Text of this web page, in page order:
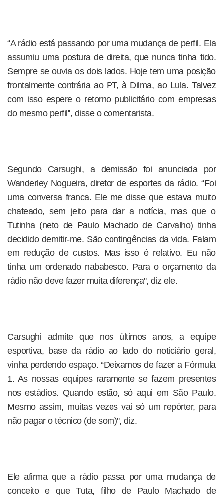
“A rádio está passando por uma mudança de perfil. Ela
assumiu uma postura de direita, que nunca tinha tido.
Sempre se ouvia os dois lados. Hoje tem uma posição
frontalmente contrária ao PT, à Dilma, ao Lula. Talvez
com isso espere o retorno publicitário com empresas
do mesmo perfil'', disse o comentarista.
Segundo Carsughi, a demissão foi anunciada por
Wanderley Nogueira, diretor de esportes da rádio. “Foi
uma conversa franca. Ele me disse que estava muito
chateado, sem jeito para dar a notícia, mas que o
Tutinha (neto de Paulo Machado de Carvalho) tinha
decidido demitir-me. São contingências da vida. Falam
em redução de custos. Mas isso é relativo. Eu não
tinha um ordenado nababesco. Para o orçamento da
rádio não deve fazer muita diferença'', diz ele.
Carsughi admite que nos últimos anos, a equipe
esportiva, base da rádio ao lado do noticiário geral,
vinha perdendo espaço. “Deixamos de fazer a Fórmula
1. As nossas equipes raramente se fazem presentes
nos estádios. Quando estão, só aqui em São Paulo.
Mesmo assim, muitas vezes vai só um repórter, para
não pagar o técnico (de som)'', diz.
Ele afirma que a rádio passa por uma mudança de
conceito e que Tuta, filho de Paulo Machado de